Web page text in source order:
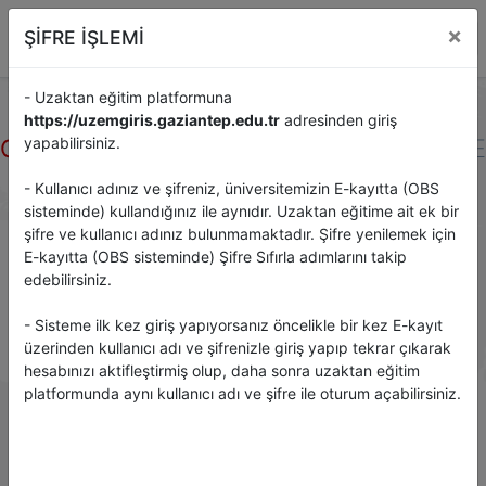
GAÜNGAUZEM
GAUZEMUZAKTAN EĞİTİM UYGULAMA VE
Değerli GAUZEM Kullanıcısı,
Sisteme giriş yapmak için aşağıdaki bağlantıyı tıklayınız.
Alan 1
ŞİFRE İŞLEMİ ×
- Uzaktan eğitim platformuna
https://uzemgiris.gaziantep.edu.tr adresinden giriş
yapabilirsiniz.
- Kullanıcı adınız ve şifreniz, üniversitemizin E-kayıtta (OBS
sisteminde) kullandığınız ile aynıdır. Uzaktan eğitime ait ek bir
şifre ve kullanıcı adınız bulunmamaktadır. Şifre yenilemek için
E-kayıtta (OBS sisteminde) Şifre Sıfırla adımlarını takip
edebilirsiniz.
- Sisteme ilk kez giriş yapıyorsanız öncelikle bir kez E-kayıt
üzerinden kullanıcı adı ve şifrenizle giriş yapıp tekrar çıkarak
hesabınızı aktifleştirmiş olup, daha sonra uzaktan eğitim
platformunda aynı kullanıcı adı ve şifre ile oturum açabilirsiniz.